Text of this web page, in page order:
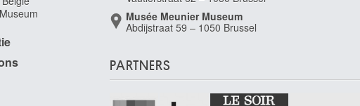
Musée Meunier Museum
Abdijstraat 59 – 1050 Brussel
PARTNERS